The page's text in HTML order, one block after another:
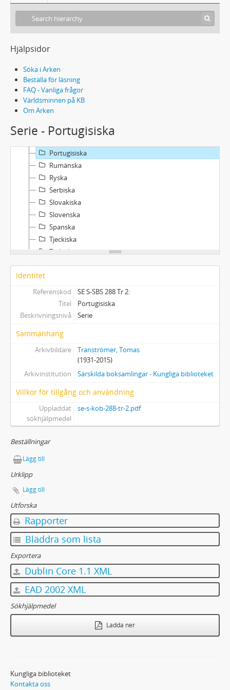
Hjälpsidor
Söka i Arken
Beställa för läsning
FAQ - Vanliga frågor
Världsminnen på KB
Om Arken
Serie - Portugisiska
Japanska
Katalanska
Lettiska
Litauiska
Makedonska
Mongoliska
Persiska
Portugisiska
Rumänska
Ryska
Serbiska
Slovakiska
Slovenska
Spanska
Tjeckiska
Turkiska
Tyska
Vietnamesiska
Identitet
Referenskod
SE S-SBS 288 Tr 2:
Titel
Portugisiska
Beskrivningsnivå
Serie
Sammanhang
Arkivbildare
Tranströmer, Tomas
(1931-2015)
Arkivinstitution
Särskilda boksamlingar - Kungliga biblioteket
Villkor för tillgång och användning
Uppladdat
sökhjälpmedel
se-s-kob-288-tr-2.pdf
Beställningar
Lägg till
Urklipp
Lägg till
Utforska
Rapporter
Bläddra som lista
Exportera
Dublin Core 1.1 XML
EAD 2002 XML
Sökhjälpmedel
Ladda ner
Kungliga biblioteket
Kontakta oss